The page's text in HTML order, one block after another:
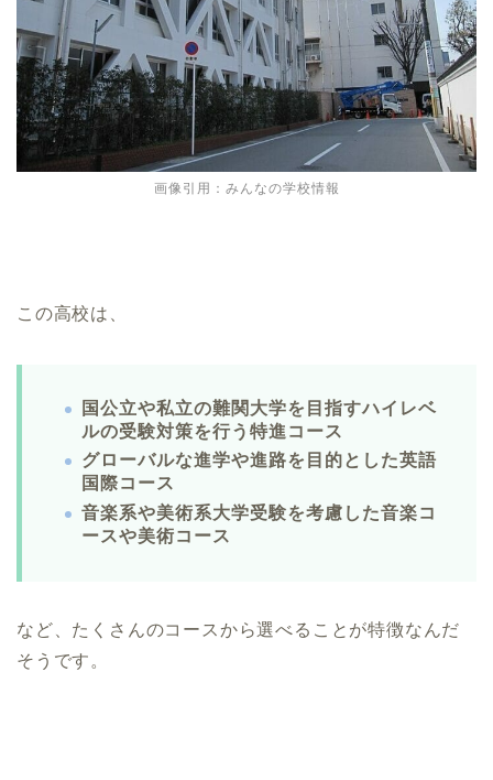
画像引用：みんなの学校情報
この高校は、
国公立や私立の難関大学を目指すハイレベ
ルの受験対策を行う特進コース
グローバルな進学や進路を目的とした英語
国際コース
音楽系や美術系大学受験を考慮した音楽コ
ースや美術コース
など、たくさんのコースから選べることが特徴なんだ
そうです。